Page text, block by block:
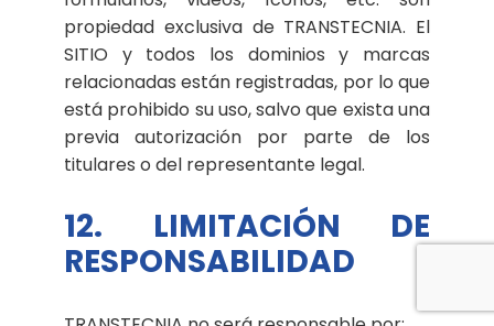
propiedad exclusiva de TRANSTECNIA. El
SITIO y todos los dominios y marcas
relacionadas están registradas, por lo que
está prohibido su uso, salvo que exista una
previa autorización por parte de los
titulares o del representante legal.
12. LIMITACIÓN DE
RESPONSABILIDAD